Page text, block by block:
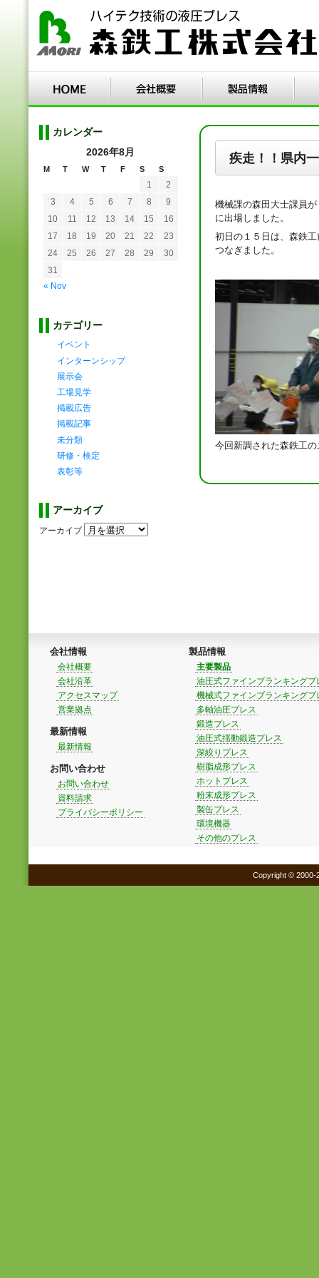
疾走！！県内
機械課の森田大士課員
に出場しました。
初日の１５日は、森鉄
つなぎました。
今回新調された森鉄工
カレンダー
2026年8月
M T W T F S S
« Nov
1
2
3
4 5 6 7 8
9
10
11 12 13 14 15
16
17
18 19 20 21 22
23
24
25 26 27 28 29
30
31
カテゴリー
イベント
インターンシップ
展示会
工場見学
掲載広告
掲載記事
未分類
研修・検定
表彰等
アーカイブ
アーカイブ
会社情報
会社概要
会社沿革
アクセスマップ
営業拠点
最新情報
最新情報
お問い合わせ
お問い合わせ
資料請求
プライバシーポリシー
製品情報
主要製品
油圧式ファインブランキングプ
機械式ファインブランキングプ
多軸油圧プレス
鍛造プレス
油圧式揺動鍛造プレス
深絞りプレス
樹脂成形プレス
ホットプレス
粉末成形プレス
製缶プレス
環境機器
その他のプレス
Copyright © 2000-